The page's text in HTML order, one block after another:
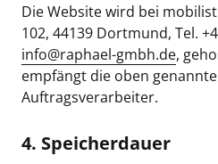
Die Website wird bei
102, 44139 Dortmund, Tel.
info@raphael-gmbh.de,
empfängt die oben
Auftragsverarbeiter.
4. Speicherdauer